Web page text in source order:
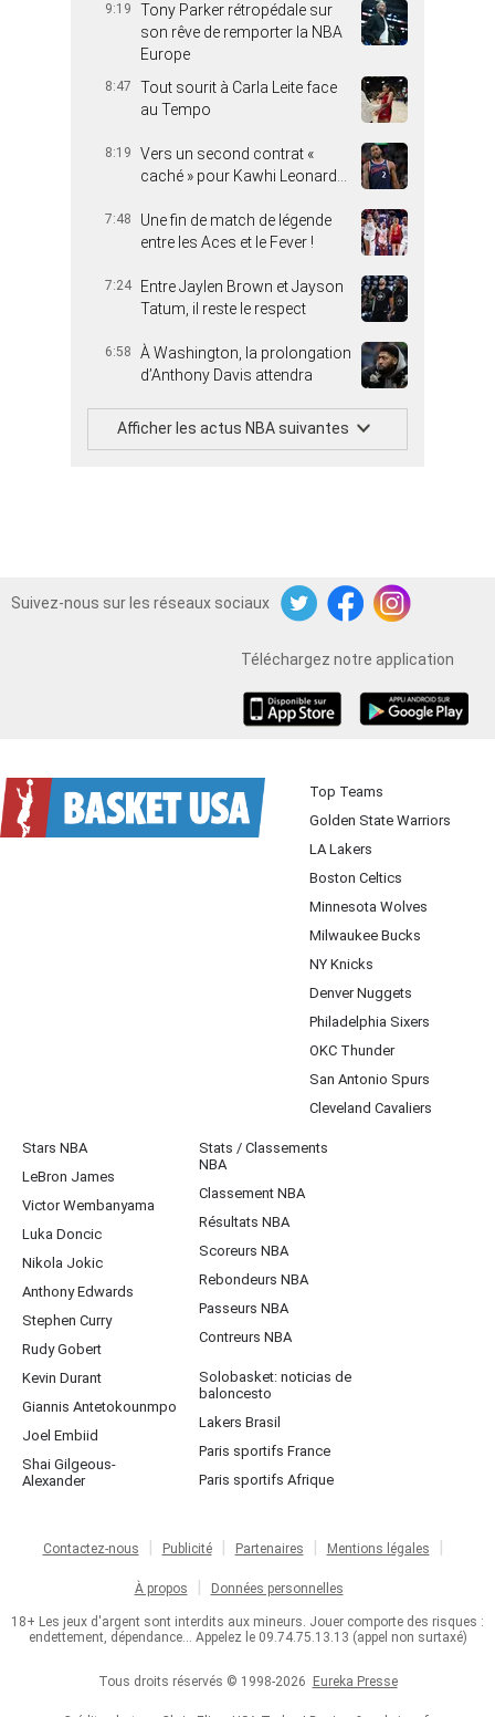
9:19
Tony Parker rétropédale sur
son rêve de remporter la NBA
Europe
8:47
Tout sourit à Carla Leite face
au Tempo
8:19
Vers un second contrat «
caché » pour Kawhi Leonard…
7:48
Une fin de match de légende
entre les Aces et le Fever !
7:24
Entre Jaylen Brown et Jayson
Tatum, il reste le respect
6:58
À Washington, la prolongation
d’Anthony Davis attendra
Afficher les actus NBA suivantes
Suivez-nous sur les réseaux sociaux
TwitterFacebookInstagram
Téléchargez notre application
Top Teams
Golden State Warriors
LA Lakers
Boston Celtics
Minnesota Wolves
Milwaukee Bucks
NY Knicks
Denver Nuggets
Philadelphia Sixers
OKC Thunder
San Antonio Spurs
Cleveland Cavaliers
Stars NBA
LeBron James
Victor Wembanyama
Luka Doncic
Nikola Jokic
Anthony Edwards
Stephen Curry
Rudy Gobert
Kevin Durant
Giannis Antetokounmpo
Joel Embiid
Shai Gilgeous-
Alexander
Stats / Classements
NBA
Classement NBA
Résultats NBA
Scoreurs NBA
Rebondeurs NBA
Passeurs NBA
Contreurs NBA
Solobasket: noticias de
baloncesto
Lakers Brasil
Paris sportifs France
Paris sportifs Afrique
Contactez-nous Publicité Partenaires Mentions légales
À propos Données personnelles
18+ Les jeux d'argent sont interdits aux mineurs. Jouer comporte des risques :
endettement, dépendance... Appelez le 09.74.75.13.13 (appel non surtaxé)
Tous droits réservés © 1998-2026 Eureka Presse